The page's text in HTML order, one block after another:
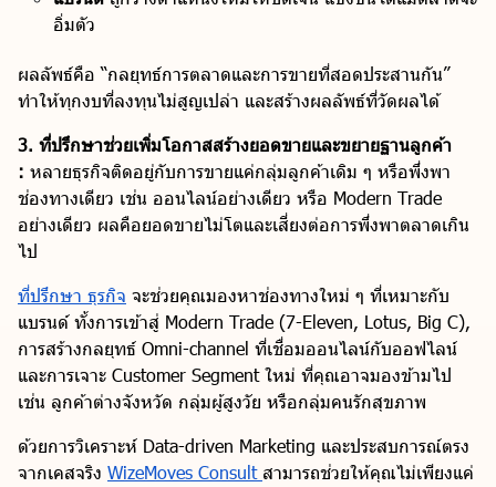
อิ่มตัว
ผลลัพธ์คือ “กลยุทธ์การตลาดและการขายที่สอดประสานกัน”
ทำให้ทุกงบที่ลงทุนไม่สูญเปล่า และสร้างผลลัพธ์ที่วัดผลได้
3. ที่ปรึกษาช่วยเพิ่มโอกาสสร้างยอดขายและขยายฐานลูกค้า
: หลายธุรกิจติดอยู่กับการขายแค่กลุ่มลูกค้าเดิม ๆ หรือพึ่งพา
ช่องทางเดียว เช่น ออนไลน์อย่างเดียว หรือ Modern Trade
อย่างเดียว ผลคือยอดขายไม่โตและเสี่ยงต่อการพึ่งพาตลาดเกิน
ไป
ที่ปรึกษา ธุรกิจ จะช่วยคุณมองหาช่องทางใหม่ ๆ ที่เหมาะกับ
แบรนด์ ทั้งการเข้าสู่ Modern Trade (7-Eleven, Lotus, Big C),
การสร้างกลยุทธ์ Omni-channel ที่เชื่อมออนไลน์กับออฟไลน์
และการเจาะ Customer Segment ใหม่ ที่คุณอาจมองข้ามไป
เช่น ลูกค้าต่างจังหวัด กลุ่มผู้สูงวัย หรือกลุ่มคนรักสุขภาพ
ด้วยการวิเคราะห์ Data-driven Marketing และประสบการณ์ตรง
จากเคสจริง WizeMoves Consult สามารถช่วยให้คุณไม่เพียงแค่